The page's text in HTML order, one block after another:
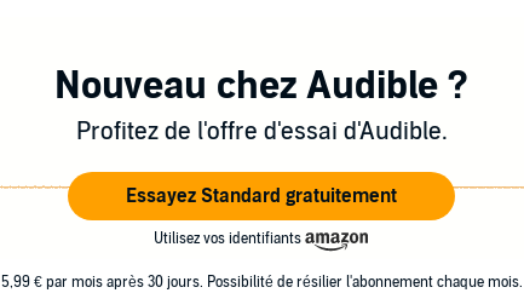
Nouveau chez Audible ?
Profitez de l'offre d'essai d'Audible.
Essayez Standard gratuitement
Utilisez vos identifiants
5,99 € par mois après 30 jours. Possibilité de résilier l'abonnement chaque mois.